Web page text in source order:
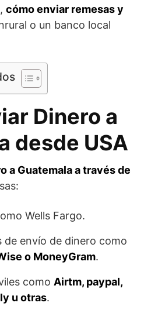
cómo enviar remesas y
o un banco local
Dinero a
desde USA
a Guatemala a través de
Wells Fargo.
de envío de dinero como
o MoneyGram.
como Airtm, paypal,
u otras.